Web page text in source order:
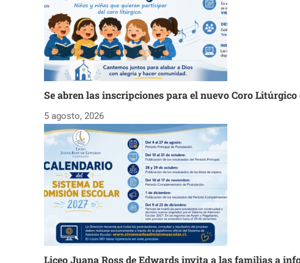
Se abren las inscripciones para el nuevo Coro
5 agosto, 2026
Liceo Juana Ross de Edwards invita a las familias a